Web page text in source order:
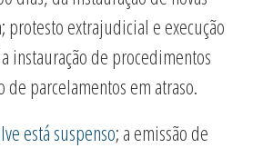
protesto extrajudicial e execução
instauração de procedimentos
de parcelamentos em atraso.
está suspenso; a emissão de